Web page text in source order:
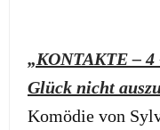
„KONTAKTE –
Glück nicht
Komödie von